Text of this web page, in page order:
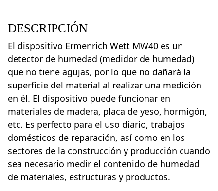
DESCRIPCIÓN
El dispositivo Ermenrich Wett MW40 es un
detector de humedad (medidor de humedad)
que no tiene agujas, por lo que no dañará la
superficie del material al realizar una medición
en él. El dispositivo puede funcionar en
materiales de madera, placa de yeso, hormigón,
etc. Es perfecto para el uso diario, trabajos
domésticos de reparación, así como en los
sectores de la construcción y producción cuando
sea necesario medir el contenido de humedad
de materiales, estructuras y productos.